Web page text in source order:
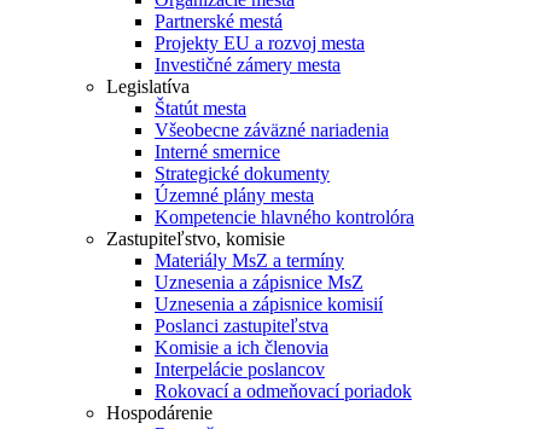
Partnerské mestá
Projekty EU a rozvoj mesta
Investičné zámery mesta
Legislatíva
Štatút mesta
Všeobecne záväzné nariadenia
Interné smernice
Strategické dokumenty
Územné plány mesta
Kompetencie hlavného kontrolóra
Zastupiteľstvo, komisie
Materiály MsZ a termíny
Uznesenia a zápisnice MsZ
Uznesenia a zápisnice komisií
Poslanci zastupiteľstva
Komisie a ich členovia
Interpelácie poslancov
Rokovací a odmeňovací poriadok
Hospodárenie